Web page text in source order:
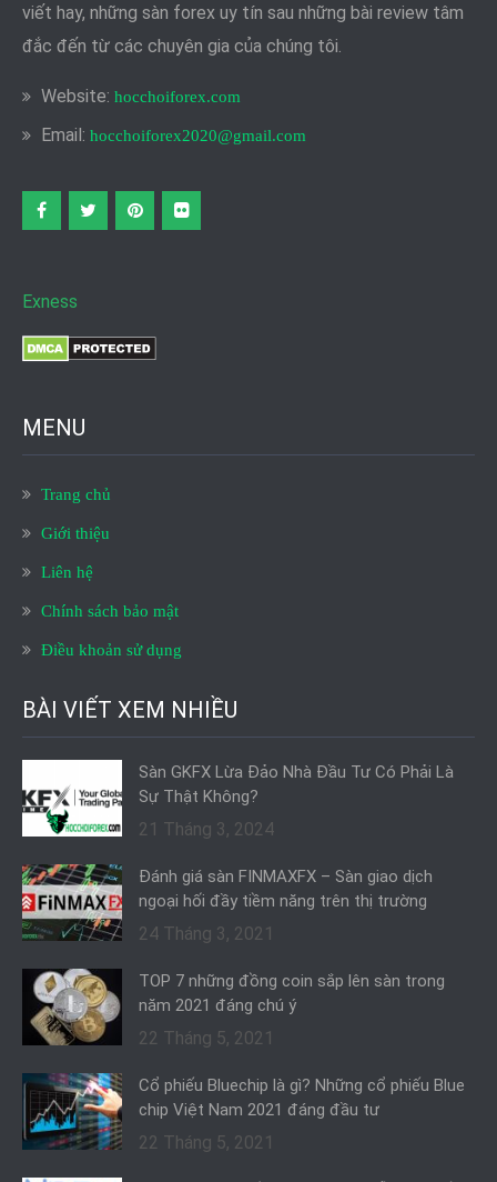
viết hay, những sàn forex uy tín sau những bài review tâm
đắc đến từ các chuyên gia của chúng tôi.
Website: hocchoiforex.com
Email: hocchoiforex2020@gmail.com
Exness
MENU
Trang chủ
Giới thiệu
Liên hệ
Chính sách bảo mật
Điều khoản sử dụng
BÀI VIẾT XEM NHIỀU
Sàn GKFX Lừa Đảo Nhà Đầu Tư Có Phải Là
Sự Thật Không?
21 Tháng 3, 2024
Đánh giá sàn FINMAXFX – Sàn giao dịch
ngoại hối đầy tiềm năng trên thị trường
24 Tháng 3, 2021
TOP 7 những đồng coin sắp lên sàn trong
năm 2021 đáng chú ý
22 Tháng 5, 2021
Cổ phiếu Bluechip là gì? Những cổ phiếu Blue
chip Việt Nam 2021 đáng đầu tư
22 Tháng 5, 2021